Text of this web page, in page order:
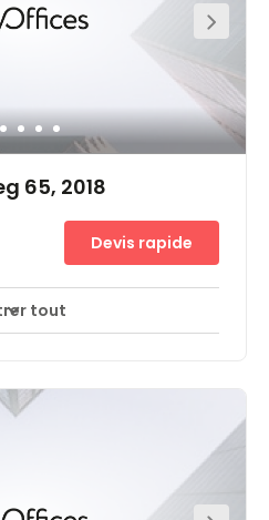
65, 2018
Devis rapide
tout